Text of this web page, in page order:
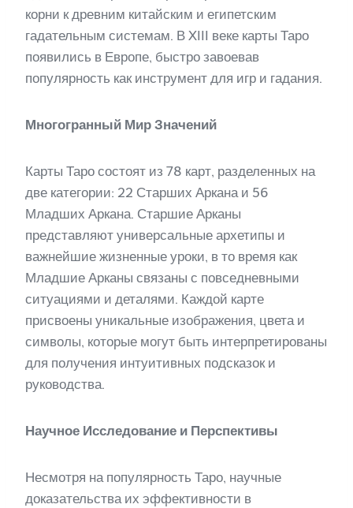
корни к древним китайским и египетским
гадательным системам. В XIII веке карты Таро
появились в Европе, быстро завоевав
популярность как инструмент для игр и гадания.
Многогранный Мир Значений
Карты Таро состоят из 78 карт, разделенных на
две категории: 22 Старших Аркана и 56
Младших Аркана. Старшие Арканы
представляют универсальные архетипы и
важнейшие жизненные уроки, в то время как
Младшие Арканы связаны с повседневными
ситуациями и деталями. Каждой карте
присвоены уникальные изображения, цвета и
символы, которые могут быть интерпретированы
для получения интуитивных подсказок и
руководства.
Научное Исследование и Перспективы
Несмотря на популярность Таро, научные
доказательства их эффективности в